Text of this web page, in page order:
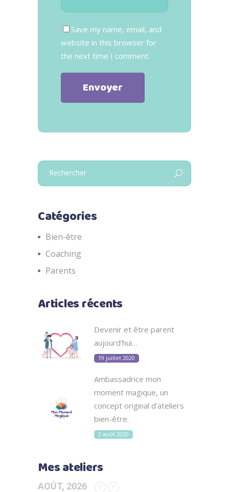
Save my name, email, and
website in this browser for
the next time I comment.
Search
for:
Catégories
Bien-être
Coaching
Parents
Articles récents
Devenir et être parent
aujourd’hui…
19 juillet 2020
Ambassadrice mon
moment magique, un
concept original d’ateliers
bien-être.
2 août 2020
Mes ateliers
AOÛT, 2026